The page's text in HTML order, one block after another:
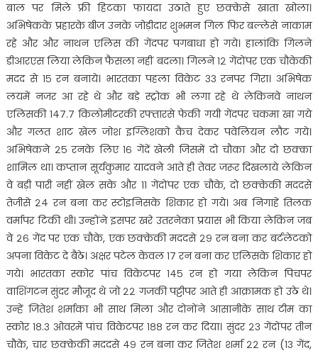
बाल पर मिले फ्री हिटका फायदा उठाते हुए छक्केसे खाता खोला।
अभिषेकके प्रहारके बीज उनके जोड़ीदार शुभमन गिल फिर बल्लेसे नाकाम
रहे और और नाथन एलिस की गेंदपर पगबाधा हो गये। हालांकि गिलने
डीआरएस लिया लेकिन फैसला नहीं बदला। गिलने १२ गेंदोंपर एक चौकेकी
मदद से १५ रन बनाये। भारतका पहला विकेट ३३ रनपर गिरा। अभिषेक
लयमें नजर आ रहे थे और बड़े स्ट्रोक भी लगा रहे थे लेकिनवे नाथन
एलिसकी १४७.७ किलोमीटरकी रफ्तारसे फेकी गयी गेंदपर चकमा खा गये
और गलत शाट खेल जोश इग्लिशको कैच देकर पवेलियन लौट गये।
अभिषेकने २५ रनके लिए १६ गेंदें खेली जिसमें दो चौका और दो छक्का
शामिल था। कप्तान सूर्यकुमार यादवने आते ही तेवर जरूर दिखलाये लेकिन
वे बड़ी पारी नहीं खेल सके और ११ गेंदोंपर एक चौके, दो छक्केकी मददसे
तेजीसे २४ रन बना कर स्टोइनिसके शिकार हो गये। अब निगाहें तिलक
वर्मापर टिकी थी। उन्होंने इसपर खरे उतरनेका प्रयास भी किया लेकिन जब
वे २६ गेंद पर एक चौके, एक छक्केकी मददसे २९ रन बना कर बर्टलेटको
अपना विकेट दे बैठे। अक्षर पटेल केवल १७ रन बना कर एलिसके शिकार हो
गये। भारतका स्कोर पांच विकेटपर १४५ रन हो गया लेकिन पिचपर
वाशिंगटन सुंदर मौजूद थे जो २२ गजकी पट्टीपर आते ही आक्रामक हो उठे थे।
उन्हें जितेश शर्माका भी साथ मिला और दोनोंने आसानीके साथ टीम का
स्कोर १८.३ ओवरमें पांच विकेटपर १८८ रन कर दिया। सुंदर २३ गेंदोंपर तीन
चौके, चार छक्केकी मददसे ४९ रन बना कर जितेश शर्मा २२ रन (१३ गेंद,